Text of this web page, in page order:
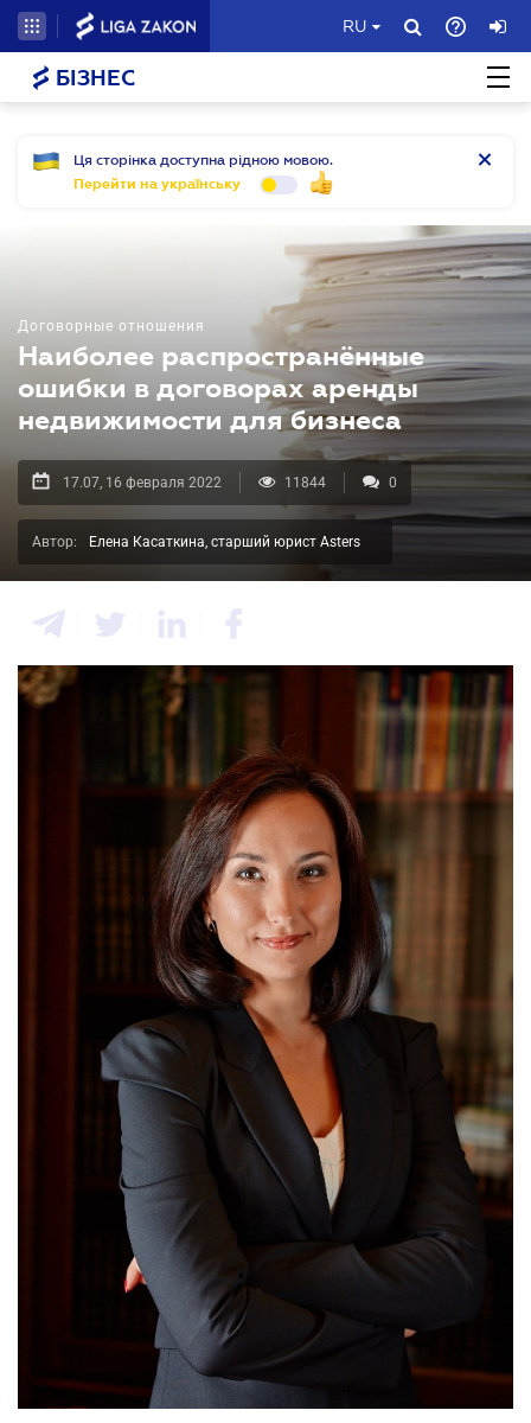
RU
БІЗНЕС
Ця сторінка доступна рідною мовою.
Перейти на українську
Договорные отношения
Наиболее распространённые
ошибки в договорах аренды
недвижимости для бизнеса
17.07, 16 февраля 2022 11844 0
Автор: Елена Касаткина, старший юрист Asters